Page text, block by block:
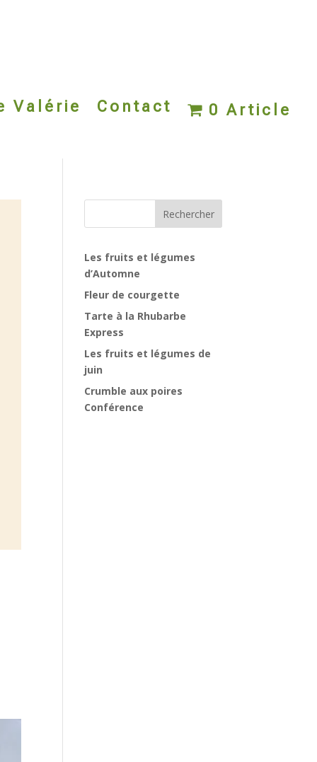
Valérie Contact 0 Article
Rechercher
Les fruits et légumes
d’Automne
Fleur de courgette
Tarte à la Rhubarbe
Express
Les fruits et légumes de
juin
Crumble aux poires
Conférence